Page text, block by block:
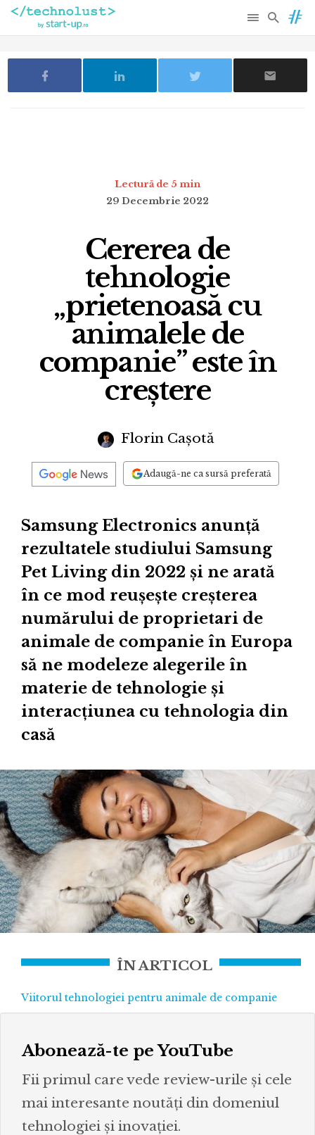
Lectură de 5 min
29 Decembrie 2022
Cererea de
tehnologie
„prietenoasă cu
animalele de
companie” este în
creștere
Florin Cașotă
Adaugă-ne ca sursă preferată
Samsung Electronics anunță
rezultatele studiului Samsung
Pet Living din 2022 și ne arată
în ce mod reușește creșterea
numărului de proprietari de
animale de companie în Europa
să ne modeleze alegerile în
materie de tehnologie și
interacțiunea cu tehnologia din
casă
ÎN ARTICOL
Viitorul tehnologiei pentru animale de companie
Abonează-te pe YouTube
Fii primul care vede review-urile și cele
mai interesante noutăți din domeniul
tehnologiei și inovației.